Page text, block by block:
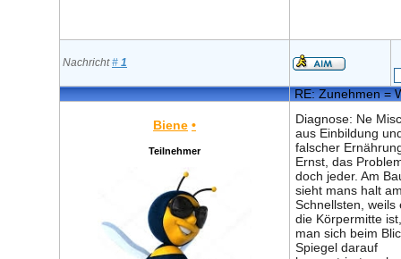
Nachricht# 1
RE: Zunehmen =
Biene •
Teilnehmer
Diagnose: Ne
aus Einbildung
falscher
Ernst, das
doch jeder. Am
sieht mans halt
Schnellsten, weils
die Körpermitte
man sich beim
Spiegel darauf